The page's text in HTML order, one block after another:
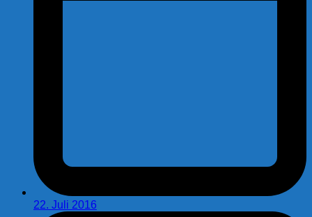
22. Juli 2016